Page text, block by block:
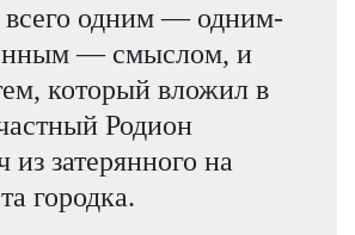
всего одним — одним-
— смыслом, и
который вложил в
Родион
из затерянного на
городка.